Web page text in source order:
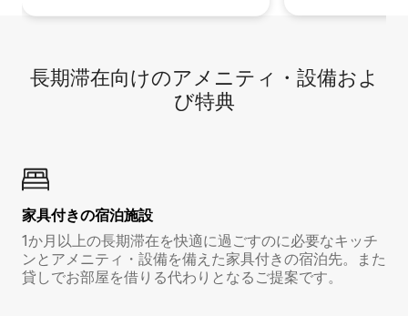
長期滞在向け⁠のア⁠メ⁠ニ⁠テ⁠ィ⁠・設⁠備⁠およ
び特⁠典
家具付き⁠の宿⁠泊⁠施⁠設
1か月以上の長期滞在を快適に過ごすのに必要なキッチ
ンとアメニティ・設備を備えた家具付きの宿泊先。また
貸しでお部屋を借りる代わりとなるご提案です。